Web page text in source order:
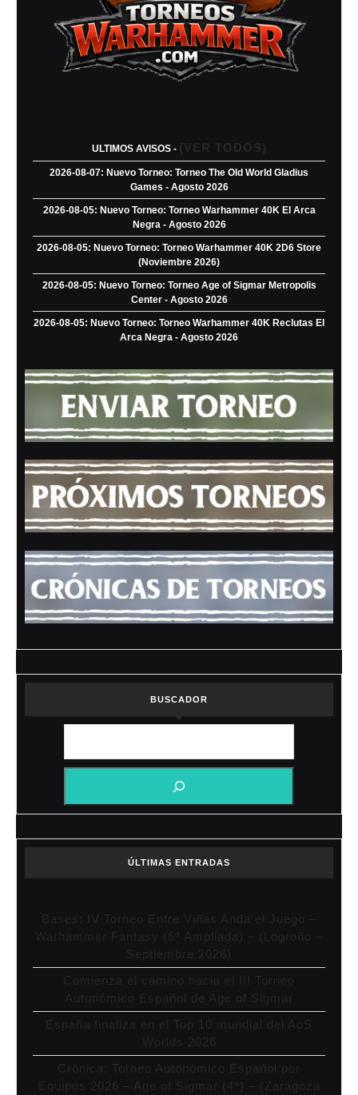
ULTIMOS AVISOS - (VER TODOS)
2026-08-07: Nuevo Torneo: Torneo The Old World Gladius
Games - Agosto 2026
2026-08-05: Nuevo Torneo: Torneo Warhammer 40K El Arca
Negra - Agosto 2026
2026-08-05: Nuevo Torneo: Torneo Warhammer 40K 2D6 Store
(Noviembre 2026)
2026-08-05: Nuevo Torneo: Torneo Age of Sigmar Metropolis
Center - Agosto 2026
2026-08-05: Nuevo Torneo: Torneo Warhammer 40K Reclutas El
Arca Negra - Agosto 2026
BUSCADOR
ÚLTIMAS ENTRADAS
Bases: IV Torneo Entre Viñas Anda el Juego –
Warhammer Fantasy (6ª Ampliada) – (Logroño –
Septiembre 2026)
Comienza el camino hacia el III Torneo
Autonómico Español de Age of Sigmar
España finaliza en el Top 10 mundial del AoS
Worlds 2026
Crónica: Torneo Autonómico Español por
Equipos 2026 – Age of Sigmar (4ª) – (Zaragoza